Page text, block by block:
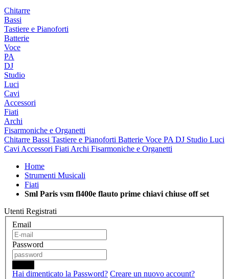
Chitarre
Bassi
Tastiere e Pianoforti
Batterie
Voce
PA
DJ
Studio
Luci
Cavi
Accessori
Fiati
Archi
Fisarmoniche e Organetti
Chitarre Bassi Tastiere e Pianoforti Batterie Voce PA DJ Studio Luci
Cavi Accessori Fiati Archi Fisarmoniche e Organetti
Home
Strumenti Musicali
Fiati
Sml Paris vsm fl400e flauto prime chiavi chiuse off set
Utenti Registrati
Email
Password
Hai dimenticato la Password? Creare un nuovo account?